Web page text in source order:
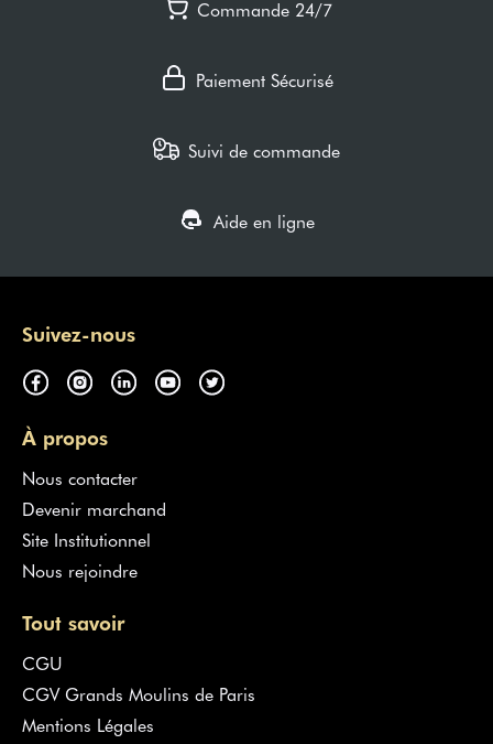
Commande 24/7
Paiement Sécurisé
Suivi de commande
Aide en ligne
Suivez-nous
À propos
Nous contacter
Devenir marchand
Site Institutionnel
Nous rejoindre
Tout savoir
CGU
CGV Grands Moulins de Paris
Mentions Légales